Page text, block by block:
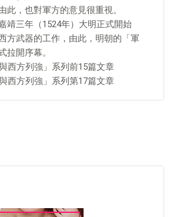
此，也對軍方的意見很重視。
靖三年（1524年）大明正式開始
方武器的工作，由此，明朝的「軍
拉開序幕。
西方列強」系列前15篇文章
西方列強」系列第17篇文章